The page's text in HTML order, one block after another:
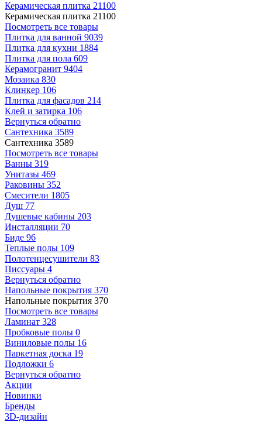
Керамическая плитка 21100
Керамическая плитка 21100
Посмотреть все товары
Плитка для ванной 9039
Плитка для кухни 1884
Плитка для пола 609
Керамогранит 9404
Мозаика 830
Клинкер 106
Плитка для фасадов 214
Клей и затирка 106
Вернуться обратно
Сантехника 3589
Сантехника 3589
Посмотреть все товары
Ванны 319
Унитазы 469
Раковины 352
Смесители 1805
Душ 77
Душевые кабины 203
Инсталляции 70
Биде 96
Теплые полы 109
Полотенцесушители 83
Писсуары 4
Вернуться обратно
Напольные покрытия 370
Напольные покрытия 370
Посмотреть все товары
Ламинат 328
Пробковые полы 0
Виниловые полы 16
Паркетная доска 19
Подложки 6
Вернуться обратно
Акции
Новинки
Бренды
3D-дизайн